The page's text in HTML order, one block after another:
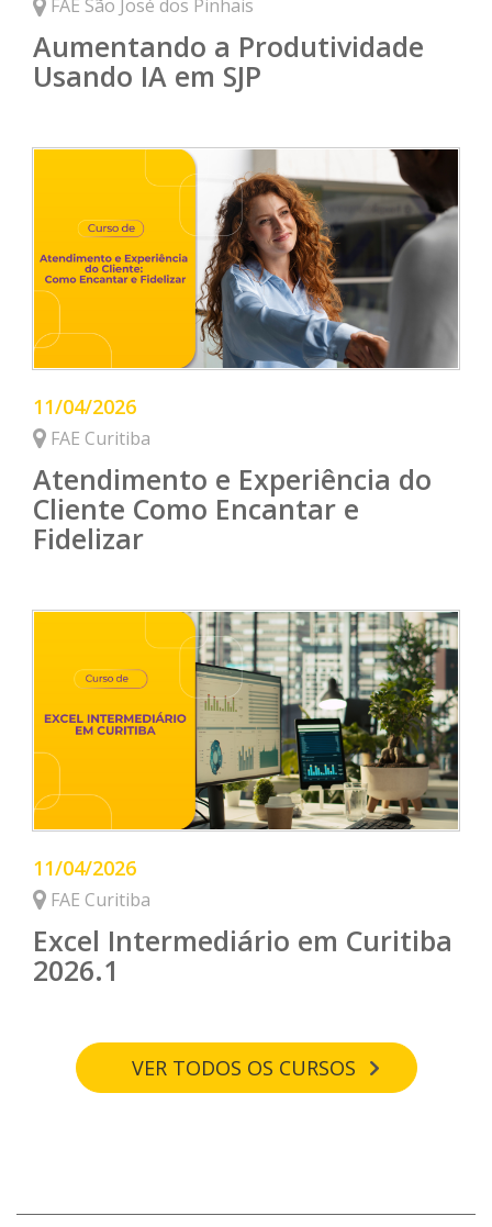
FAE São José dos Pinhais
Aumentando a Produtividade
Usando IA em SJP
11/04/2026
FAE Curitiba
Atendimento e Experiência do
Cliente Como Encantar e
Fidelizar
11/04/2026
FAE Curitiba
Excel Intermediário em Curitiba
2026.1
VER TODOS OS CURSOS